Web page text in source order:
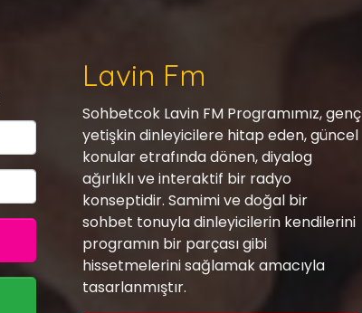
Lavin Fm
Sohbetcok Lavin FM Programımız, genç
yetişkin dinleyicilere hitap eden, güncel
konular etrafında dönen, diyalog
ağırlıklı ve interaktif bir radyo
konseptidir. Samimi ve doğal bir
sohbet tonuyla dinleyicilerin kendilerini
programın bir parçası gibi
hissetmelerini sağlamak amacıyla
tasarlanmıştır.